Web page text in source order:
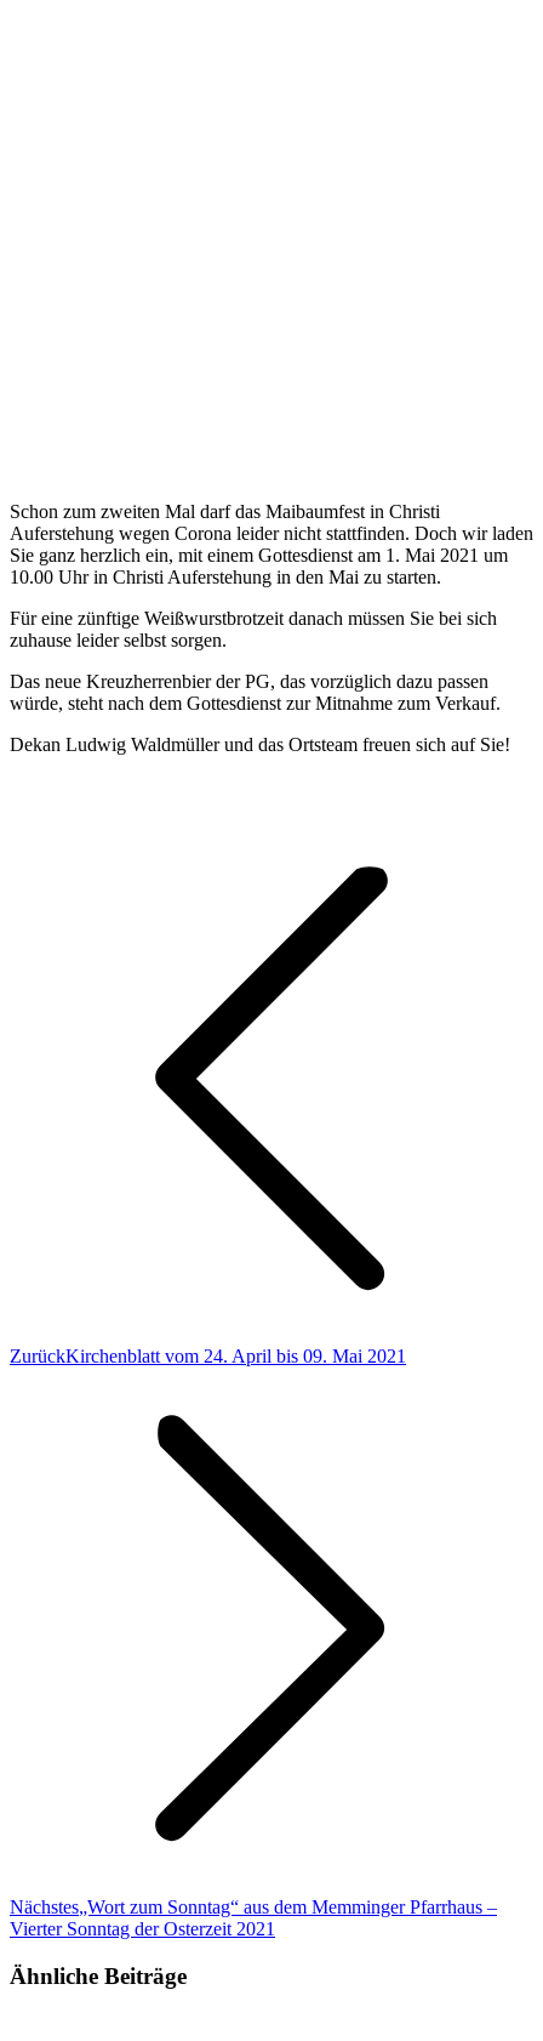
Schon zum zweiten Mal darf das Maibaumfest in Christi
Auferstehung wegen Corona leider nicht stattfinden. Doch wir laden
Sie ganz herzlich ein, mit einem Gottesdienst am 1. Mai 2021 um
10.00 Uhr in Christi Auferstehung in den Mai zu starten.
Für eine zünftige Weißwurstbrotzeit danach müssen Sie bei sich
zuhause leider selbst sorgen.
Das neue Kreuzherrenbier der PG, das vorzüglich dazu passen
würde, steht nach dem Gottesdienst zur Mitnahme zum Verkauf.
Dekan Ludwig Waldmüller und das Ortsteam freuen sich auf Sie!
ZurückVorheriger
Kirchenblatt vom 24. April bis 09. Mai 2021
NächstesNächster
Beitrag:
„Wort zum Sonntag“ aus dem Memminger Pfarrhaus –
Vierter Sonntag der Osterzeit 2021
Ähnliche Beiträge